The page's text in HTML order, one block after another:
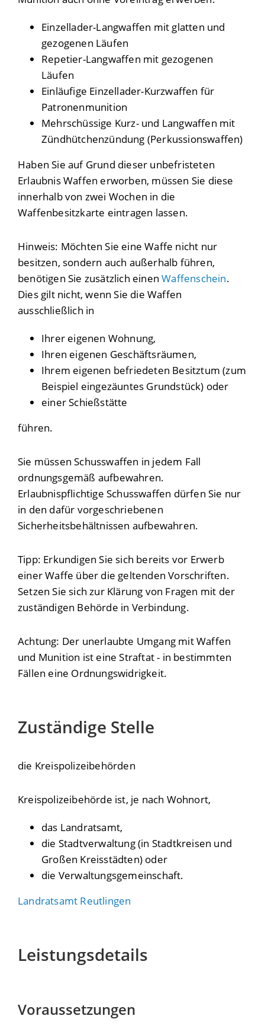
Einzellader-Langwaffen mit glatten und
gezogenen Läufen
Repetier-Langwaffen mit gezogenen
Läufen
Einläufige Einzellader-Kurzwaffen für
Patronenmunition
Mehrschüssige Kurz- und Langwaffen mit
Zündhütchenzündung (Perkussionswaffen)
Haben Sie auf Grund dieser unbefristeten
Erlaubnis Waffen erworben, müssen Sie diese
innerhalb von zwei Wochen in die
Waffenbesitzkarte eintragen lassen.
Hinweis: Möchten Sie eine Waffe nicht nur
besitzen, sondern auch außerhalb führen,
benötigen Sie zusätzlich einenWaffenschein.
Dies gilt nicht, wenn Sie die Waffen
ausschließlich in
Ihrer eigenen Wohnung,
Ihren eigenen Geschäftsräumen,
Ihrem eigenen befriedeten Besitztum (zum
Beispiel eingezäuntes Grundstück) oder
einer Schießstätte
führen.
Sie müssen Schusswaffen in jedem Fall
ordnungsgemäß aufbewahren.
Erlaubnispflichtige Schusswaffen dürfen Sie nur
in den dafür vorgeschriebenen
Sicherheitsbehältnissen aufbewahren.
Tipp: Erkundigen Sie sich bereits vor Erwerb
einer Waffe über die geltenden Vorschriften.
Setzen Sie sich zur Klärung von Fragen mit der
zuständigen Behörde in Verbindung.
Achtung: Der unerlaubte Umgang mit Waffen
und Munition ist eine Straftat - in bestimmten
Fällen eine Ordnungswidrigkeit.
Zuständige Stelle
die Kreispolizeibehörden
Kreispolizeibehörde ist, je nach Wohnort,
das Landratsamt,
die Stadtverwaltung (in Stadtkreisen und
Großen Kreisstädten) oder
die Verwaltungsgemeinschaft.
Landratsamt Reutlingen
Leistungsdetails
Voraussetzungen